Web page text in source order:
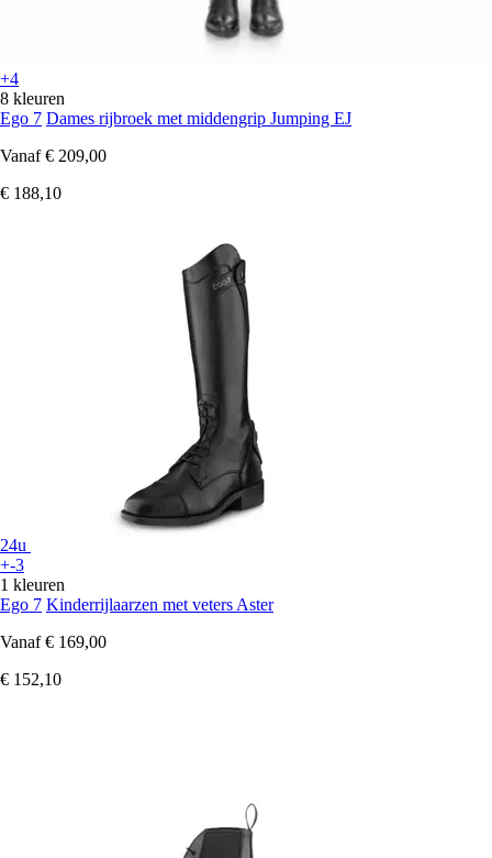
+4
8 kleuren
Ego 7 Dames rijbroek met middengrip Jumping EJ
Vanaf € 209,00
€ 188,10
24u
+-3
1 kleuren
Ego 7 Kinderrijlaarzen met veters Aster
Vanaf € 169,00
€ 152,10